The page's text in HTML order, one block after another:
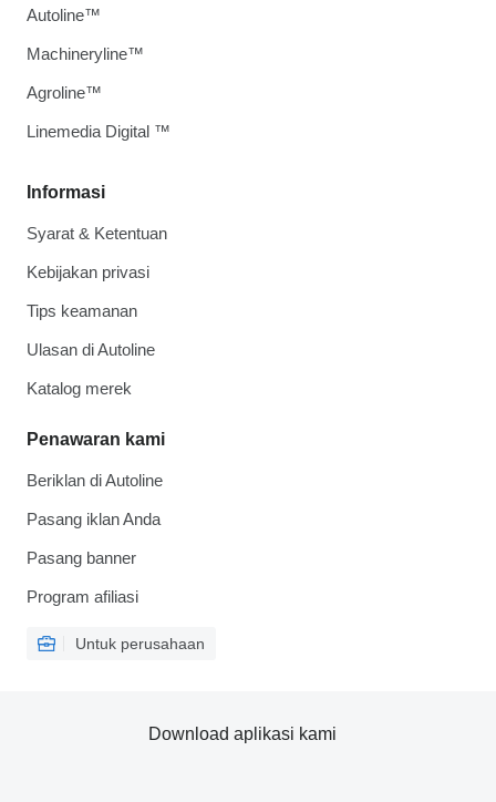
Informasi
Syarat & Ketentuan
Kebijakan privasi
Tips keamanan
Ulasan di Autoline
Katalog merek
Penawaran kami
Beriklan di Autoline
Pasang iklan Anda
Pasang banner
Program afiliasi
Untuk perusahaan
Autoline™
Machineryline™
Agroline™
Linemedia Digital ™
Download aplikasi kami